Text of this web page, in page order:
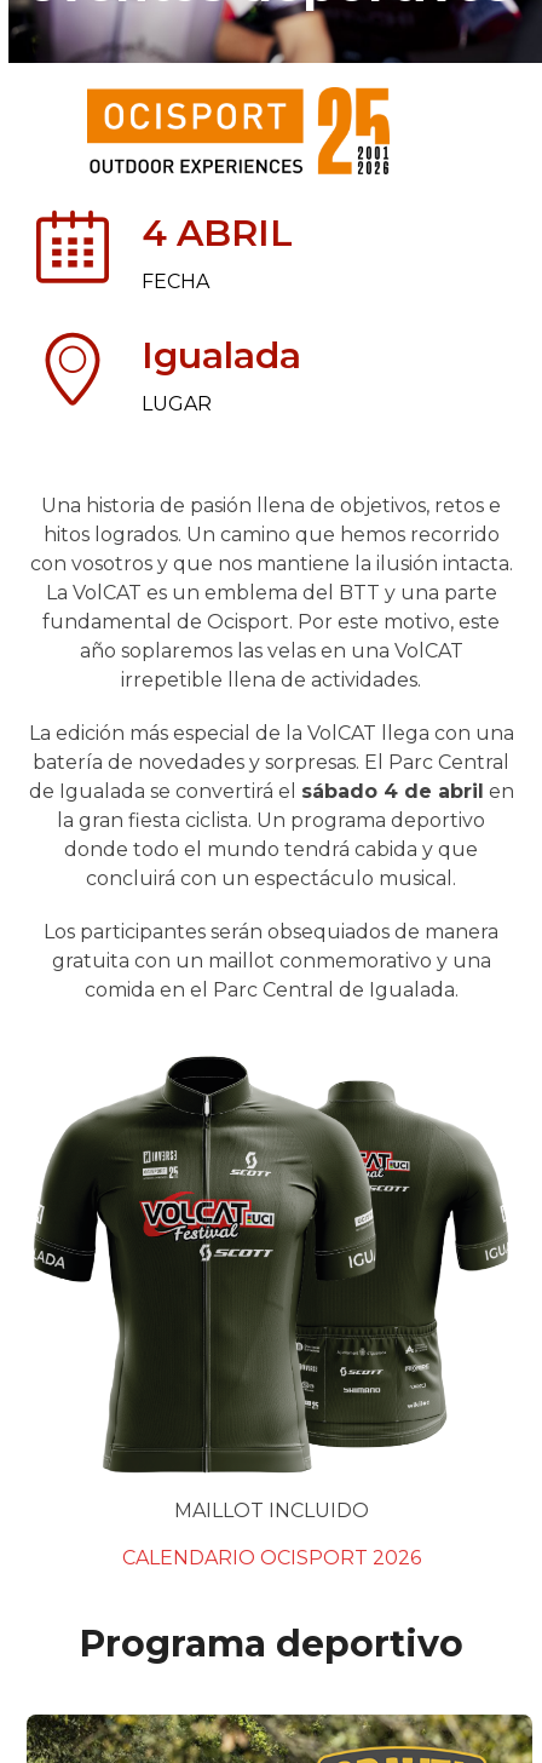
4 ABRIL
FECHA
Igualada
LUGAR
Una historia de pasión llena de objetivos, retos e
hitos logrados. Un camino que hemos recorrido
con vosotros y que nos mantiene la ilusión intacta.
La VolCAT es un emblema del BTT y una parte
fundamental de Ocisport. Por este motivo, este
año soplaremos las velas en una VolCAT
irrepetible llena de actividades.
La edición más especial de la VolCAT llega con una
batería de novedades y sorpresas. El Parc Central
de Igualada se convertirá el sábado 4 de abril en
la gran fiesta ciclista. Un programa deportivo
donde todo el mundo tendrá cabida y que
concluirá con un espectáculo musical.
Los participantes serán obsequiados de manera
gratuita con un maillot conmemorativo y una
comida en el Parc Central de Igualada.
MAILLOT INCLUIDO
CALENDARIO OCISPORT 2026
Programa deportivo